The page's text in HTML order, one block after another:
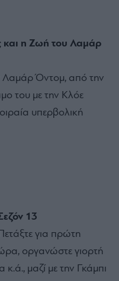
και η Ζωή του Λαμάρ
Λαμάρ Όντομ, από την
του με την Κλόε
υπερβολική
13
για πρώτη
οργανώστε γιορτή
κ.ά., μαζί με την Γκάμπι